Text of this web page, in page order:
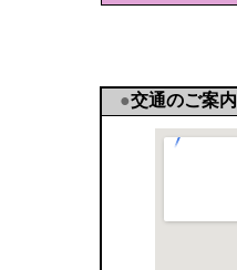
●交通のご案内